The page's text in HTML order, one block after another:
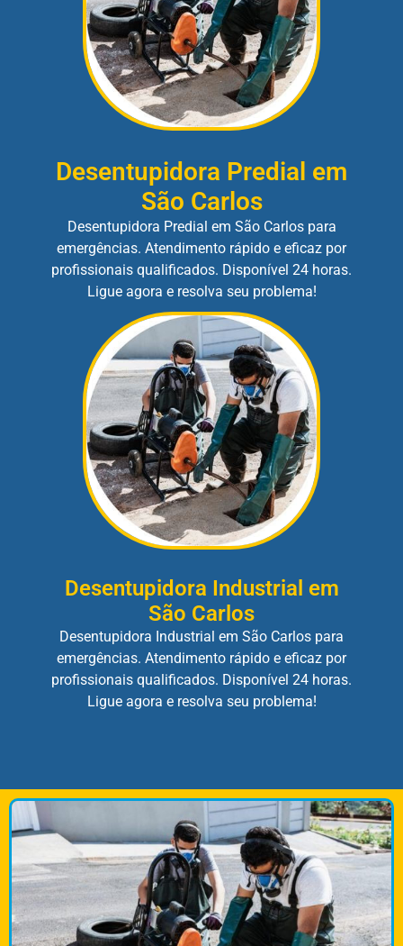
Desentupidora Predial em
São Carlos
Desentupidora Predial em São Carlos para
emergências. Atendimento rápido e eficaz por
profissionais qualificados. Disponível 24 horas.
Ligue agora e resolva seu problema!
Desentupidora Industrial em
São Carlos
Desentupidora Industrial em São Carlos para
emergências. Atendimento rápido e eficaz por
profissionais qualificados. Disponível 24 horas.
Ligue agora e resolva seu problema!